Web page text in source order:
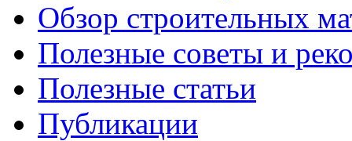
Обзор строительных
Полезные советы и
Полезные статьи
Публикации